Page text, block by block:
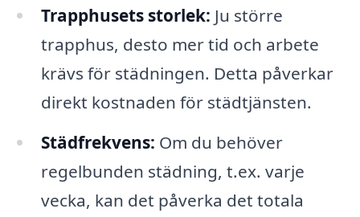
Trapphusets storlek: Ju större
trapphus, desto mer tid och arbete
krävs för städningen. Detta påverkar
direkt kostnaden för städtjänsten.
Städfrekvens: Om du behöver
regelbunden städning, t.ex. varje
vecka, kan det påverka det totala